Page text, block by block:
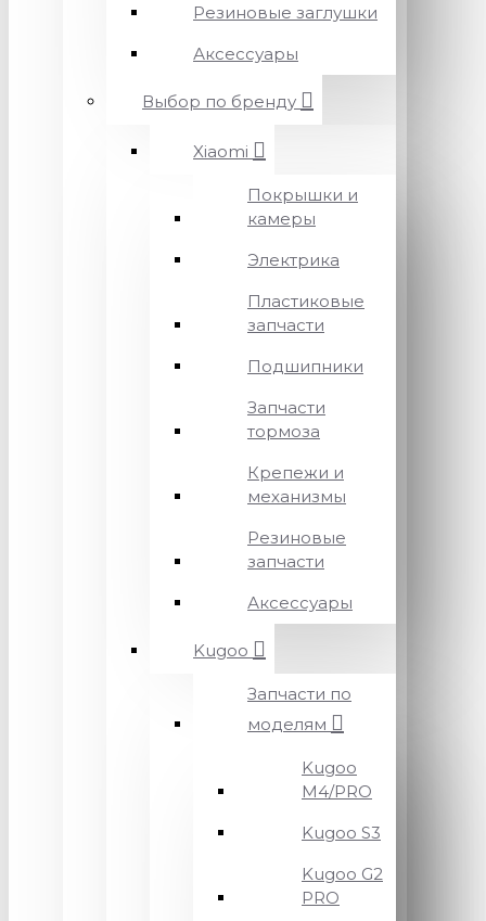
Резиновые заглушки
Аксессуары
Выбор по бренду
Xiaomi
Покрышки и
камеры
Электрика
Пластиковые
запчасти
Подшипники
Запчасти
тормоза
Крепежи и
механизмы
Резиновые
запчасти
Аксессуары
Kugoo
Запчасти по
моделям
Kugoo
M4/PRO
Kugoo S3
Kugoo G2
PRO